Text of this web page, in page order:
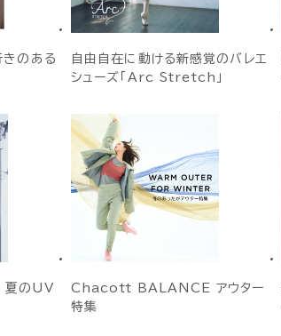
きのある
自由自在に動ける新感覚のバレエ
シューズ「Arc Stretch」
のUV
Chacott BALANCE アウター
特集